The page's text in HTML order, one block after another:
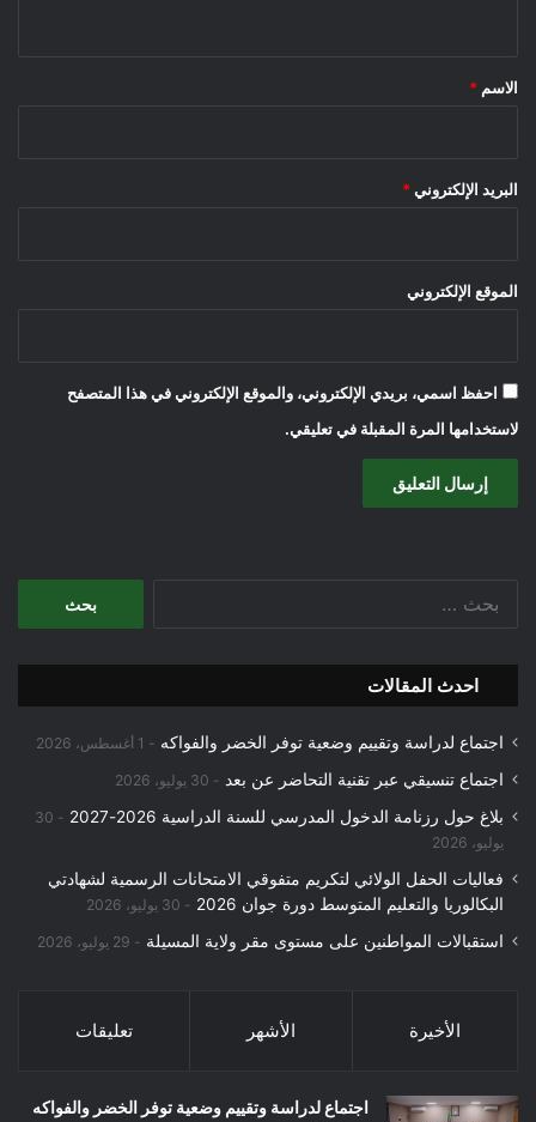
*
الاسم *
البريد الإلكتروني *
الموقع الإلكتروني
احفظ اسمي، بريدي الإلكتروني، والموقع الإلكتروني في هذا المتصفح
لاستخدامها المرة المقبلة في تعليقي.
احدث المقالات
اجتماع لدراسة وتقييم وضعية توفر الخضر والفواكه 1 أغسطس، 2026
اجتماع تنسيقي عبر تقنية التحاضر عن بعد 30 يوليو، 2026
بلاغ حول رزنامة الدخول المدرسي للسنة الدراسية 2026-2027
30
يوليو، 2026
فعاليات الحفل الولائي لتكريم متفوقي الامتحانات الرسمية لشهادتي
البكالوريا والتعليم المتوسط دورة جوان 2026
30 يوليو، 2026
استقبالات المواطنين على مستوى مقر ولاية المسيلة 29 يوليو، 2026
الأخيرة الأشهر تعليقات
اجتماع لدراسة وتقييم وضعية توفر الخضر والفواكه